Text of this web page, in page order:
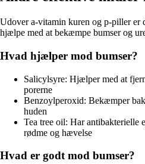
Udover a-vitamin kuren og p-piller er
hjælpe med at bekæmpe bumser og
Hvad hjælper mod bumser?
Salicylsyre: Hjælper med at
porerne
Benzoylperoxid: Bekæmper
huden
Tea tree oil: Har antibakterielle
rødme og hævelse
Hvad er godt mod bumser?